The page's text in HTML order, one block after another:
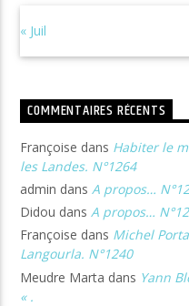
« Juil
COMMENTAIRES RÉCENTS
Françoise dans Habiter le
les Landes. N°1264
admin dansA propos…
Didou dansA propos…
Françoise dans Michel
Langourla. N°1240
Meudre Marta dans Yann
« .